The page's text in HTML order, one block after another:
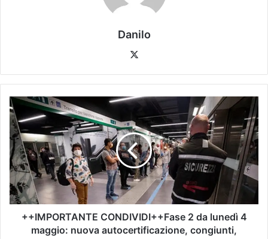
Danilo
++IMPORTANTE CONDIVIDI++Fase 2 da lunedì 4
maggio: nuova autocertificazione, congiunti,